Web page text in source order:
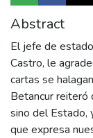
Abstract
El jefe de
Castro, le
cartas se
Betancur reiteró
sino del Estado,
que expresa